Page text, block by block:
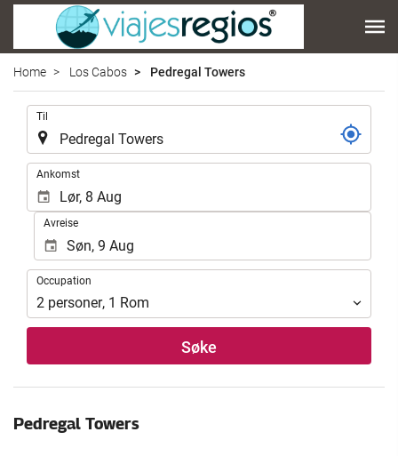
Home Los Cabos Pedregal Towers
Til
Ankomst
Avreise
Occupation
Occupation
2 personer, 1 Rom
Søke
Pedregal Towers